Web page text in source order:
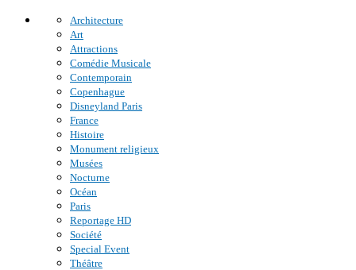
Architecture
Art
Attractions
Comédie Musicale
Contemporain
Copenhague
Disneyland Paris
France
Histoire
Monument religieux
Musées
Nocturne
Océan
Paris
Reportage HD
Société
Special Event
Théâtre